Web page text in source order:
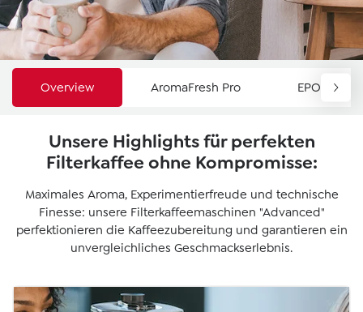
Overview AromaFresh Pro EPOS®
Unsere Highlights für perfekten
Filterkaffee ohne Kompromisse:
Maximales Aroma, Experimentierfreude und technische
Finesse: unsere Filterkaffeemaschinen "Advanced"
perfektionieren die Kaffeezubereitung und garantieren ein
unvergleichliches Geschmackserlebnis.